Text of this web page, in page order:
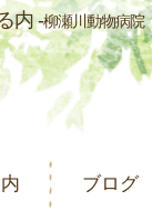
内 -柳瀬川動物病院
ブログ